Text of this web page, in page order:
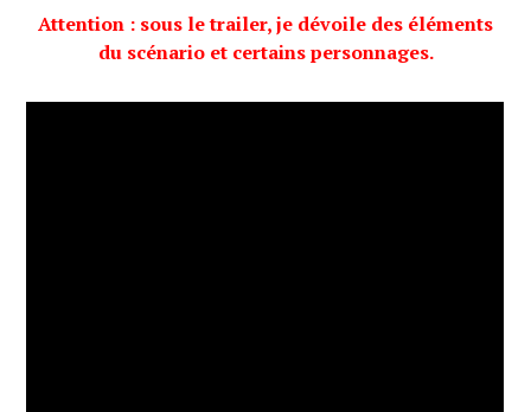
Attention : sous le trailer, je dévoile des éléments
du scénario et certains personnages.